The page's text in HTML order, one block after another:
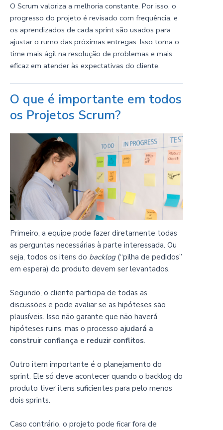
O Scrum valoriza a melhoria constante. Por isso, o
progresso do projeto é revisado com frequência, e
os aprendizados de cada sprint são usados para
ajustar o rumo das próximas entregas. Isso torna o
time mais ágil na resolução de problemas e mais
eficaz em atender às expectativas do cliente.
O que é importante em todos
os Projetos Scrum?
Primeiro, a equipe pode fazer diretamente todas
as perguntas necessárias à parte interessada. Ou
seja, todos os itens do backlog (“pilha de pedidos”
em espera) do produto devem ser levantados.
Segundo, o cliente participa de todas as
discussões e pode avaliar se as hipóteses são
plausíveis. Isso não garante que não haverá
hipóteses ruins, mas o processo ajudará a
construir confiança e reduzir conflitos.
Outro item importante é o planejamento do
sprint. Ele só deve acontecer quando o backlog do
produto tiver itens suficientes para pelo menos
dois sprints.
Caso contrário, o projeto pode ficar fora de